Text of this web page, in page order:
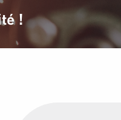
!